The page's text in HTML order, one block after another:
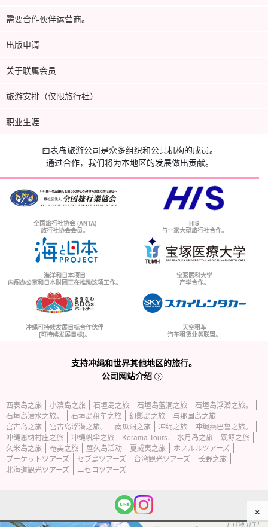
需要合作伙伴运营商。
出版申请
关于联属会员
旅游安排（仅限旅行社）
职业生涯
西表岛旅游公司是众多组织和公共机构的成员。
通过合作，我们将为本地区的发展做出贡献。
全国旅行社协会 (ANTA)
旅行社协会会员。
HIS
与一家大型旅行社合作。
海洋和日本项目
内阁办公室和日本财团正在推动这项工作。
宝冢医科大学
产学合作。
冲绳可持续发展目标合作伙伴
[可持续发展目标]。
天空租车
汽车租赁业务联盟。
支持冲绳和世界其他地区的旅行。
公司网站介绍
西表岛之旅 小滨岛之旅 石垣岛之旅 石垣岛蓝洞之旅
石垣岛浮潜之旅。
石垣岛潜水之旅。
石垣岛租车之旅 幻影岛之旅
与那国岛之旅
宫古岛之旅
宫古岛浮潜之旅。 南瓜洞之旅 冲绳之旅
冲绳燕巴鲁之旅。
冲绳恩纳村庄之旅
冲绳帆伞之旅 Kerama Tours. 水月岛之旅
观鲸之旅
久米岛之旅
奄美之旅 屋久岛活动 夏威夷之旅
ホノルルツアーズ
プーケットツアーズ
セブ島ツアーズ 台湾観光ツアーズ
长野之旅
北海道観光ツアーズ
ニセコツアーズ
×